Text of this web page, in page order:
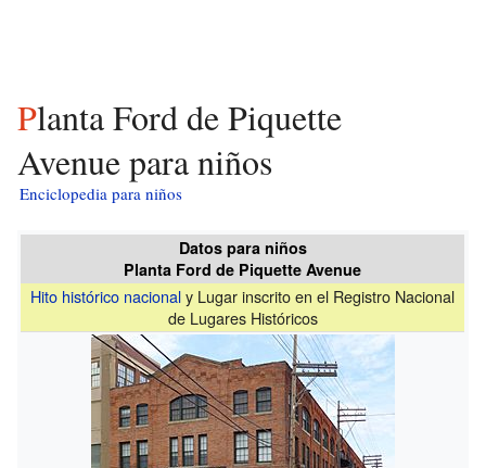
Planta Ford de Piquette
Avenue para niños
Enciclopedia para niños
Datos para niños
Planta Ford de Piquette Avenue
Hito histórico nacionaly Lugar inscrito en el Registro Nacional
de Lugares Históricos